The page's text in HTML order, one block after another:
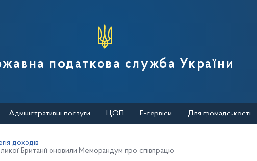
податкової служби України
податкова служба України
Адміністративні послуги ЦОП Е-сервіси Для громадськості
доходів
Британії оновили Меморандум про співпрацю